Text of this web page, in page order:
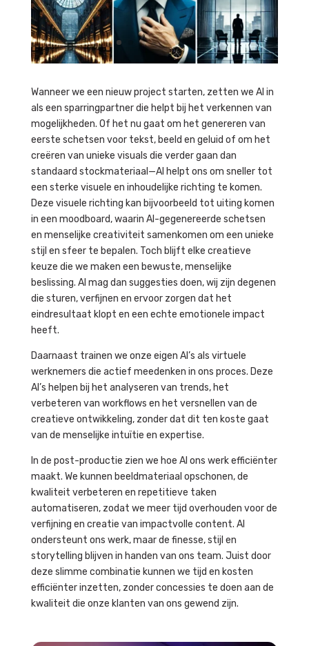
Wanneer we een nieuw project starten, zetten we AI in
als een sparringpartner die helpt bij het verkennen van
mogelijkheden. Of het nu gaat om het genereren van
eerste schetsen voor tekst, beeld en geluid of om het
creëren van unieke visuals die verder gaan dan
standaard stockmateriaal—AI helpt ons om sneller tot
een sterke visuele en inhoudelijke richting te komen.
Deze visuele richting kan bijvoorbeeld tot uiting komen
in een moodboard, waarin AI-gegenereerde schetsen
en menselijke creativiteit samenkomen om een unieke
stijl en sfeer te bepalen. Toch blijft elke creatieve
keuze die we maken een bewuste, menselijke
beslissing. AI mag dan suggesties doen, wij zijn degenen
die sturen, verfijnen en ervoor zorgen dat het
eindresultaat klopt en een echte emotionele impact
heeft.
Daarnaast trainen we onze eigen AI’s als virtuele
werknemers die actief meedenken in ons proces. Deze
AI’s helpen bij het analyseren van trends, het
verbeteren van workflows en het versnellen van de
creatieve ontwikkeling, zonder dat dit ten koste gaat
van de menselijke intuïtie en expertise.
In de post-productie zien we hoe AI ons werk efficiënter
maakt. We kunnen beeldmateriaal opschonen, de
kwaliteit verbeteren en repetitieve taken
automatiseren, zodat we meer tijd overhouden voor de
verfijning en creatie van impactvolle content. AI
ondersteunt ons werk, maar de finesse, stijl en
storytelling blijven in handen van ons team. Juist door
deze slimme combinatie kunnen we tijd en kosten
efficiënter inzetten, zonder concessies te doen aan de
kwaliteit die onze klanten van ons gewend zijn.